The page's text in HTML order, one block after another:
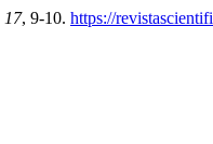
17, 9-10. https://